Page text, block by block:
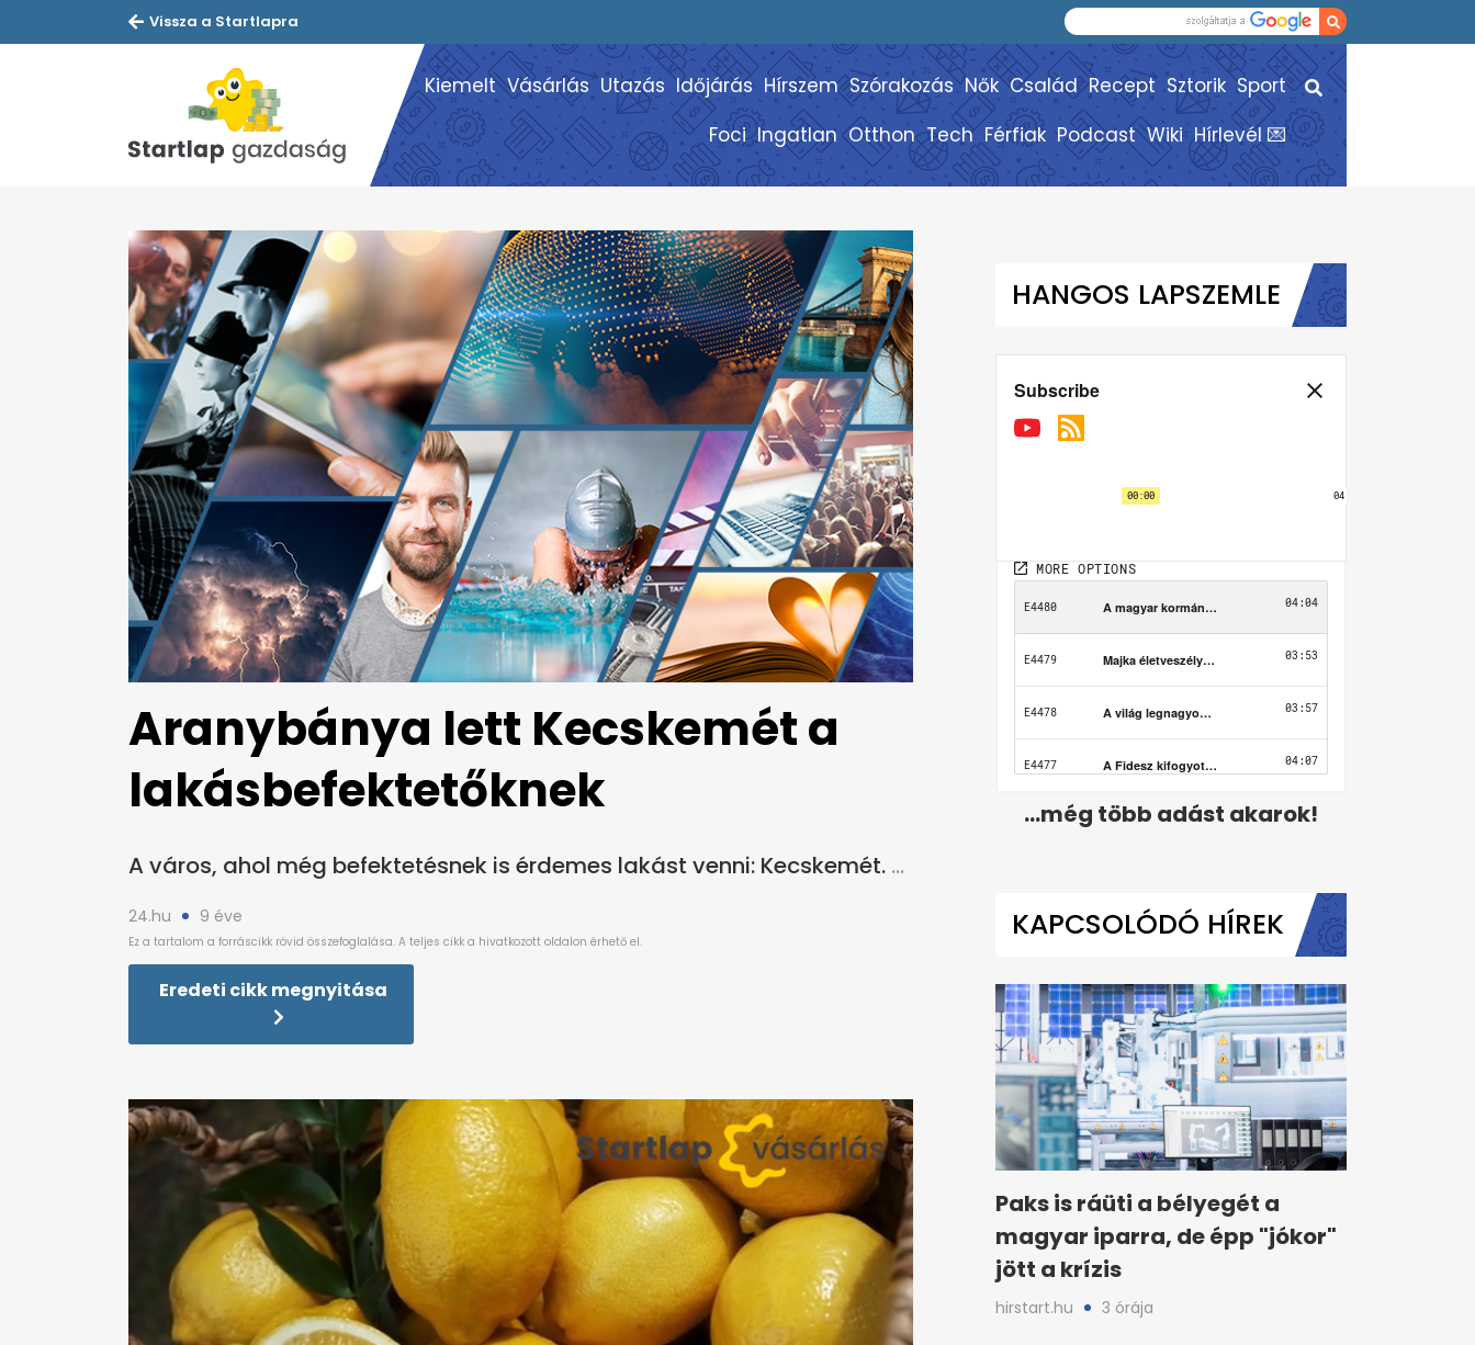
Vissza a Startlapra
Kiemelt Vásárlás Utazás Időjárás Hírszem Szórakozás Nők Család Recept Sztorik Sport
Foci Ingatlan Otthon Tech Férfiak Podcast Wiki Hírlevél 💌
Aranybánya lett Kecskemét a
lakásbefektetőknek
A város, ahol még befektetésnek is érdemes lakást venni: Kecskemét.
24.hu 9 éve
Eredeti cikk megnyitása
HANGOS LAPSZEMLE
...még több adást akarok!
KAPCSOLÓDÓ HÍREK
Paks is ráüti a bélyegét a
magyar iparra, de épp "jókor"
jött a krízis
hirstart.hu 3 órája